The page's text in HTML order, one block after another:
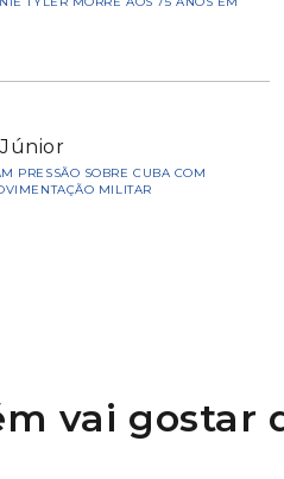
PRESSÃO SOBRE CUBA COM
MILITAR
vai gostar